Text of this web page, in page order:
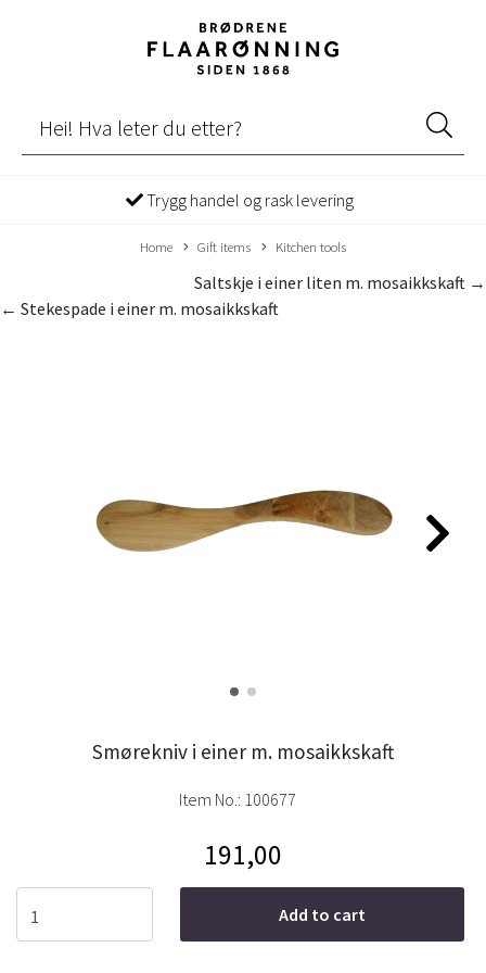
Trygg handel og rask levering
Home Gift items Kitchen tools
Saltskje i einer liten m. mosaikkskaft →
← Stekespade i einer m. mosaikkskaft
Smørekniv i einer m. mosaikkskaft
Item No.: 100677
191,00
Add to cart